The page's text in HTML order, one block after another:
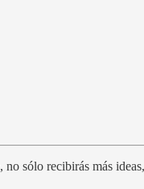
, no sólo recibirás más